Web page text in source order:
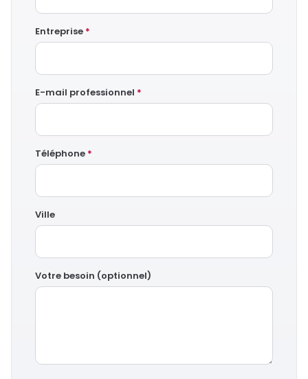
Entreprise *
E-mail professionnel *
Téléphone *
Ville
Votre besoin (optionnel)